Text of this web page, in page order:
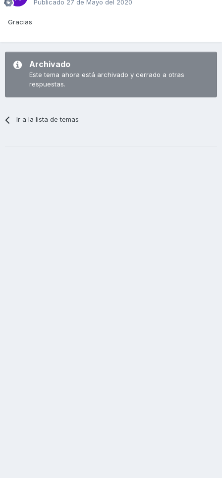
Publicado 27 de Mayo del 2020
Gracias
Archivado
Este tema ahora está archivado y cerrado a otras
respuestas.
Ir a la lista de temas